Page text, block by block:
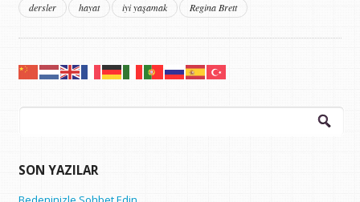
dersler hayat iyi yaşamak Regina Brett
Arama:
SON YAZILAR